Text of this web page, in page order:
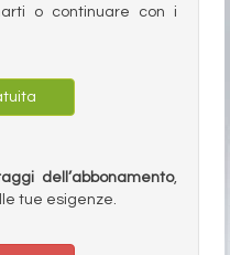
o continuare con i
dell’abbonamento,
tue esigenze.